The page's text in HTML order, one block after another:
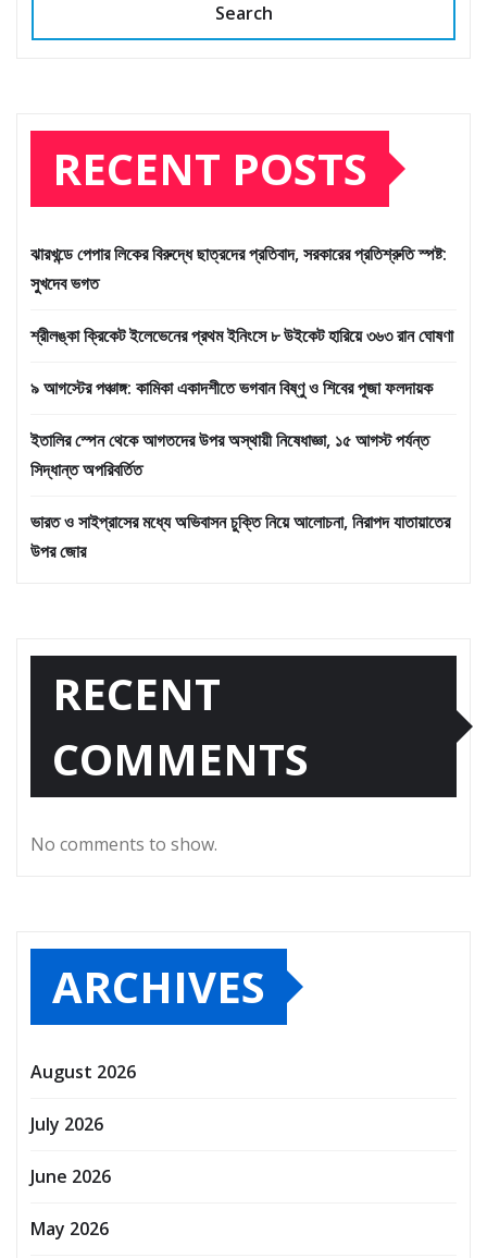
Search
RECENT POSTS
ঝারখন্ডে পেপার লিকের বিরুদ্ধে ছাত্রদের প্রতিবাদ, সরকারের প্রতিশ্রুতি স্পষ্ট:
সুখদেব ভগত
শ্রীলঙ্কা ক্রিকেট ইলেভেনের প্রথম ইনিংসে ৮ উইকেট হারিয়ে ৩৬৩ রান ঘোষণা
৯ আগস্টের পঞ্চাঙ্গ: কামিকা একাদশীতে ভগবান বিষ্ণু ও শিবের পূজা ফলদায়ক
ইতালির স্পেন থেকে আগতদের উপর অস্থায়ী নিষেধাজ্ঞা, ১৫ আগস্ট পর্যন্ত
সিদ্ধান্ত অপরিবর্তিত
ভারত ও সাইপ্রাসের মধ্যে অভিবাসন চুক্তি নিয়ে আলোচনা, নিরাপদ যাতায়াতের
উপর জোর
RECENT
COMMENTS
No comments to show.
ARCHIVES
August 2026
July 2026
June 2026
May 2026